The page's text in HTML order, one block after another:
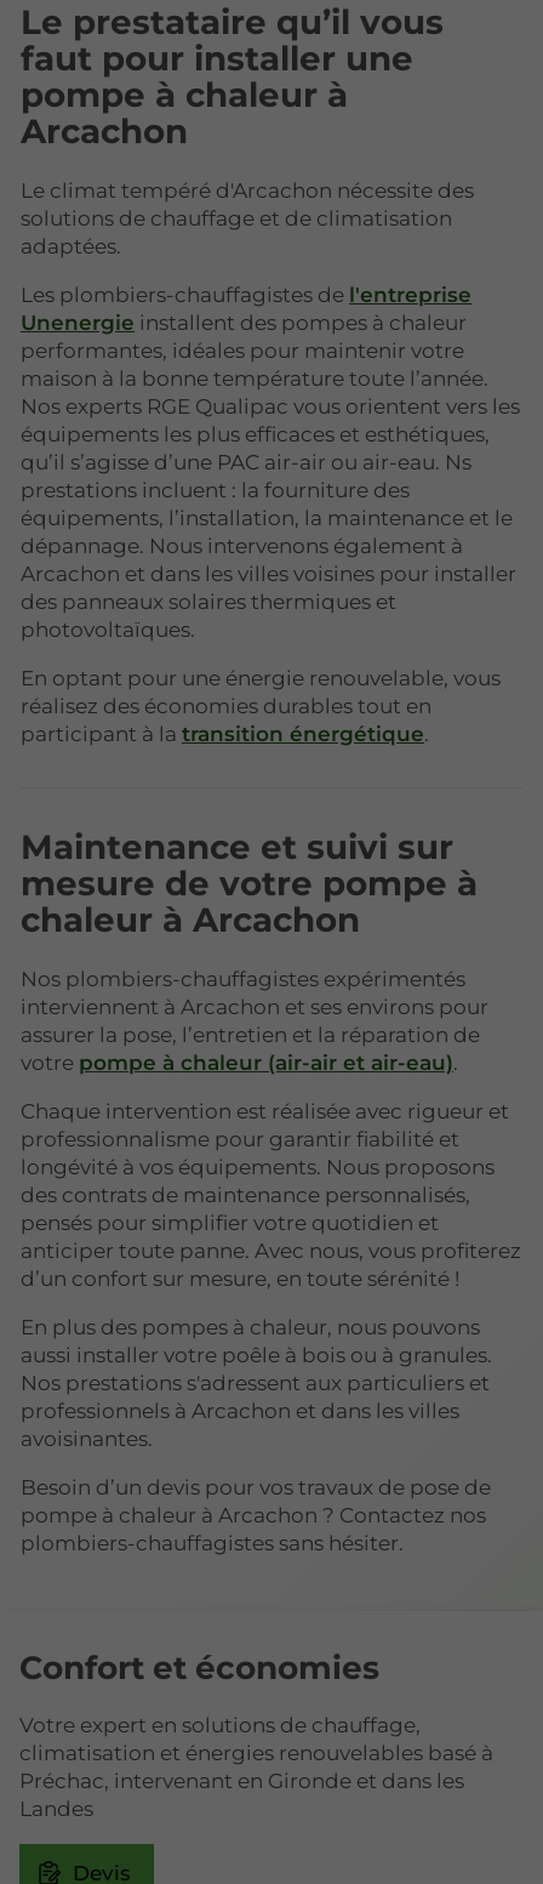
Le prestataire qu’il vous
faut pour installer une
pompe à chaleur à
Arcachon
Le climat tempéré d'Arcachon nécessite des
solutions de chauffage et de climatisation
adaptées.
Les plombiers-chauffagistes de l'entreprise
Unenergie installent des pompes à chaleur
performantes, idéales pour maintenir votre
maison à la bonne température toute l’année.
Nos experts RGE Qualipac vous orientent vers les
équipements les plus efficaces et esthétiques,
qu’il s’agisse d’une PAC air-air ou air-eau. Ns
prestations incluent : la fourniture des
équipements, l’installation, la maintenance et le
dépannage. Nous intervenons également à
Arcachon et dans les villes voisines pour installer
des panneaux solaires thermiques et
photovoltaïques.
En optant pour une énergie renouvelable, vous
réalisez des économies durables tout en
participant à la transition énergétique.
Maintenance et suivi sur
mesure de votre pompe à
chaleur à Arcachon
Nos plombiers-chauffagistes expérimentés
interviennent à Arcachon et ses environs pour
assurer la pose, l’entretien et la réparation de
votre pompe à chaleur (air-air et air-eau).
Chaque intervention est réalisée avec rigueur et
professionnalisme pour garantir fiabilité et
longévité à vos équipements. Nous proposons
des contrats de maintenance personnalisés,
pensés pour simplifier votre quotidien et
anticiper toute panne. Avec nous, vous profiterez
d’un confort sur mesure, en toute sérénité !
En plus des pompes à chaleur, nous pouvons
aussi installer votre poêle à bois ou à granules.
Nos prestations s'adressent aux particuliers et
professionnels à Arcachon et dans les villes
avoisinantes.
Besoin d’un devis pour vos travaux de pose de
pompe à chaleur à Arcachon ? Contactez nos
plombiers-chauffagistes sans hésiter.
Confort et économies
Votre expert en solutions de chauffage,
climatisation et énergies renouvelables basé à
Préchac, intervenant en Gironde et dans les
Landes
Devis